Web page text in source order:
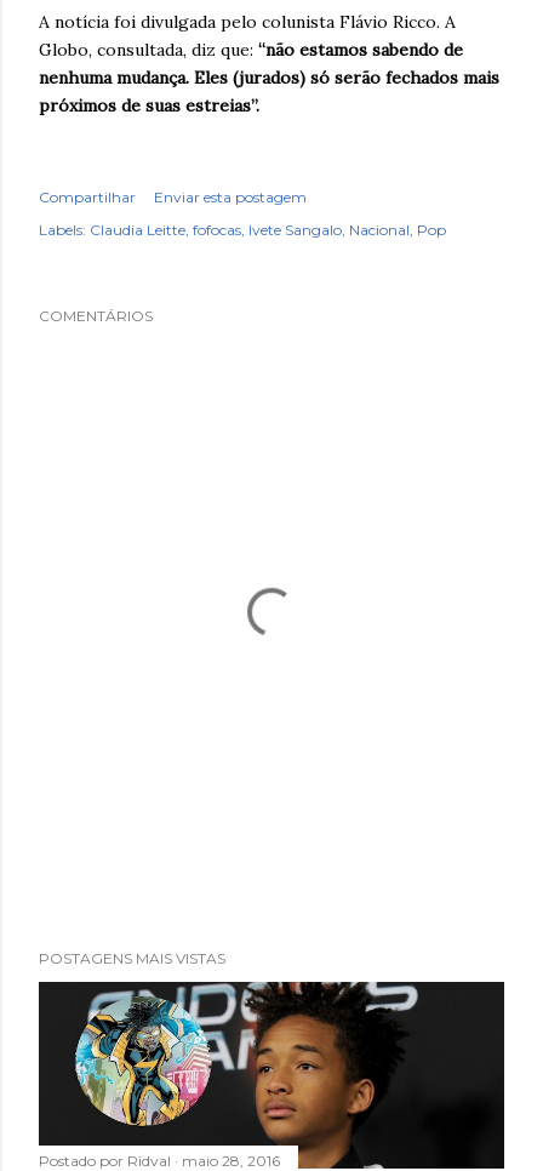
A notícia foi divulgada pelo colunista Flávio Ricco. A
Globo, consultada, diz que: “não estamos sabendo de
nenhuma mudança. Eles (jurados) só serão fechados mais
próximos de suas estreias”.
Compartilhar
Enviar esta postagem
Labels: Claudia Leitte fofocas Ivete Sangalo Nacional Pop
COMENTÁRIOS
POSTAGENS MAIS VISTAS
Postado por Ridval maio 28, 2016